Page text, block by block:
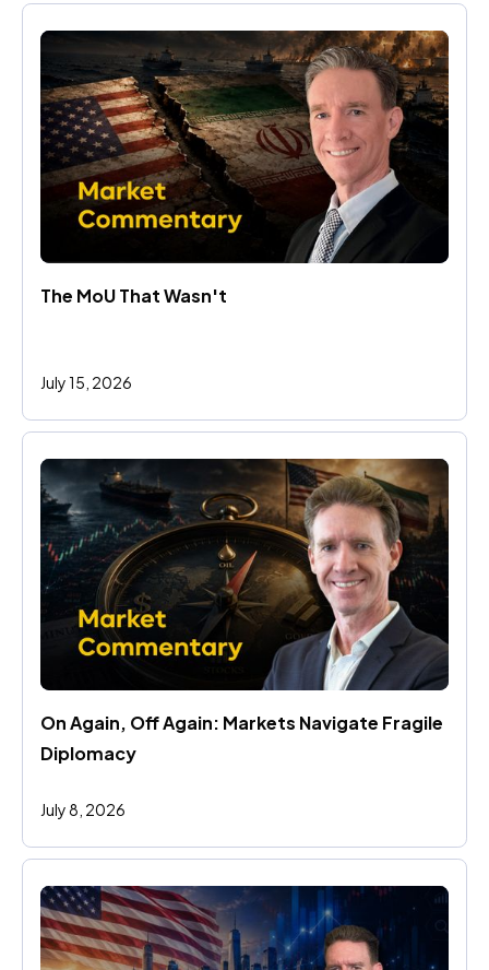
The MoU That Wasn't
July 15, 2026
On Again, Off Again: Markets Navigate Fragile
Diplomacy
July 8, 2026